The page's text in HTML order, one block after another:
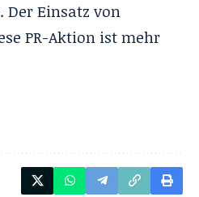
. Der Einsatz von
PR-Aktion ist mehr